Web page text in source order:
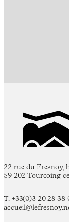
22 rue du Fresnoy,
59 202 Tourcoing
T. +33(0)3 20 28 38